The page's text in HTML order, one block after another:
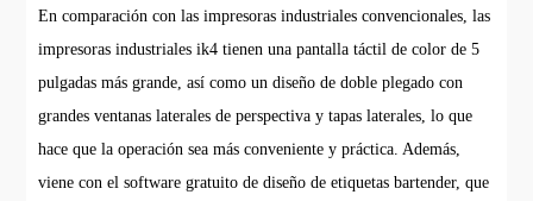
En comparación con las impresoras industriales convencionales, las
impresoras industriales ik4 tienen una pantalla táctil de color de 5
pulgadas más grande, así como un diseño de doble plegado con
grandes ventanas laterales de perspectiva y tapas laterales, lo que
hace que la operación sea más conveniente y práctica. Además,
viene con el software gratuito de diseño de etiquetas bartender, que